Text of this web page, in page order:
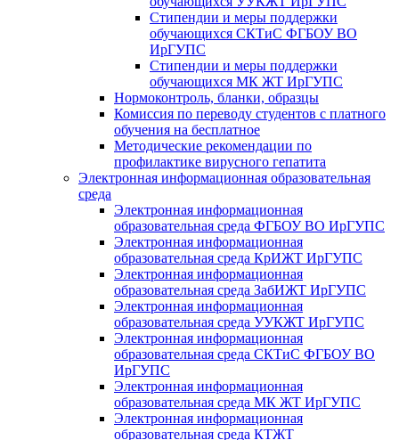
Стипендии и меры поддержки
обучающихся СКТиС ФГБОУ ВО
ИрГУПС
Стипендии и меры поддержки
обучающихся МК ЖТ ИрГУПС
Нормоконтроль, бланки, образцы
Комиссия по переводу студентов с платного
обучения на бесплатное
Методические рекомендации по
профилактике вирусного гепатита
Электронная информационная образовательная
среда
Электронная информационная
образовательная среда ФГБОУ ВО ИрГУПС
Электронная информационная
образовательная среда КрИЖТ ИрГУПС
Электронная информационная
образовательная среда ЗабИЖТ ИрГУПС
Электронная информационная
образовательная среда УУКЖТ ИрГУПС
Электронная информационная
образовательная среда СКТиС ФГБОУ ВО
ИрГУПС
Электронная информационная
образовательная среда МК ЖТ ИрГУПС
Электронная информационная
образовательная среда КТЖТ